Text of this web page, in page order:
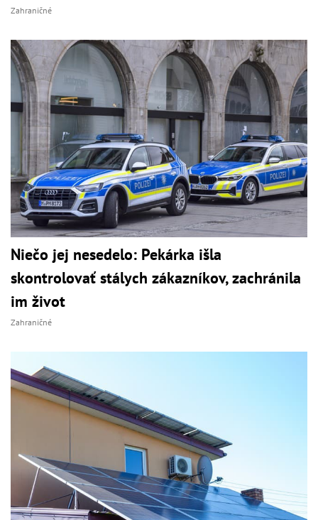
Zahraničné
Niečo jej nesedelo: Pekárka išla
skontrolovať stálych zákazníkov, zachránila
im život
Zahraničné